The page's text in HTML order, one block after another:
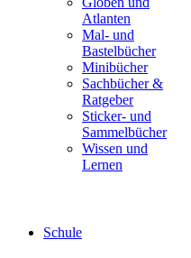
Atlanten
Mal- und
Bastelbücher
Minibücher
Sachbücher &
Ratgeber
Sticker- und
Sammelbücher
Wissen und
Lernen
Schule